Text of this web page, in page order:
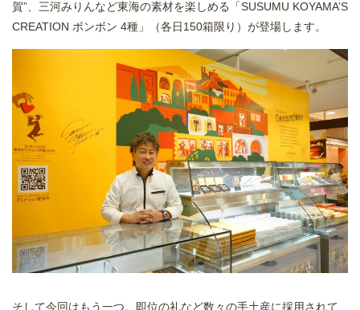
賀”、三河みりんなど東海の素材を楽しめる「SUSUMU KOYAMA’S
CREATION ボンボン 4種」（各日150箱限り）が登場します。
そして今回はもう一つ。即位の礼など数々の手土産に採用されて